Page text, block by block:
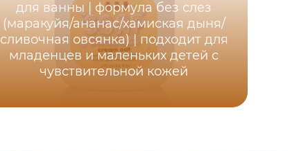
для ванны | формула без слез
(маракуйя/ананас/хамиская дыня/
сливочная овсянка) | подходит для
младенцев и маленьких детей с
чувствительной кожей